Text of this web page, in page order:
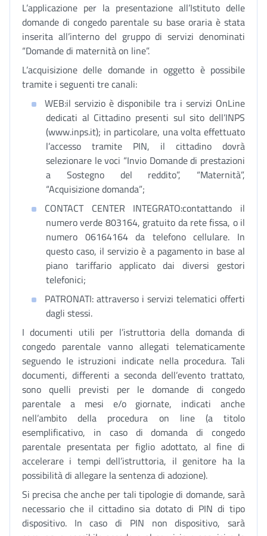
L’applicazione per la presentazione all’Istituto delle
domande di congedo parentale su base oraria è stata
inserita all’interno del gruppo di servizi denominati
“Domande di maternità on line”.
L’acquisizione delle domande in oggetto è possibile
tramite i seguenti tre canali:
WEB:il servizio è disponibile tra i servizi OnLine
dedicati al Cittadino presenti sul sito dell’INPS
(www.inps.it); in particolare, una volta effettuato
l’accesso tramite PIN, il cittadino dovrà
selezionare le voci “Invio Domande di prestazioni
a Sostegno del reddito”, “Maternità”,
“Acquisizione domanda”;
CONTACT CENTER INTEGRATO:contattando il
numero verde 803164, gratuito da rete fissa, o il
numero 06164164 da telefono cellulare. In
questo caso, il servizio è a pagamento in base al
piano tariffario applicato dai diversi gestori
telefonici;
PATRONATI: attraverso i servizi telematici offerti
dagli stessi.
I documenti utili per l’istruttoria della domanda di
congedo parentale vanno allegati telematicamente
seguendo le istruzioni indicate nella procedura. Tali
documenti, differenti a seconda dell’evento trattato,
sono quelli previsti per le domande di congedo
parentale a mesi e/o giornate, indicati anche
nell’ambito della procedura on line (a titolo
esemplificativo, in caso di domanda di congedo
parentale presentata per figlio adottato, al fine di
accelerare i tempi dell’istruttoria, il genitore ha la
possibilità di allegare la sentenza di adozione).
Si precisa che anche per tali tipologie di domande, sarà
necessario che il cittadino sia dotato di PIN di tipo
dispositivo. In caso di PIN non dispositivo, sarà